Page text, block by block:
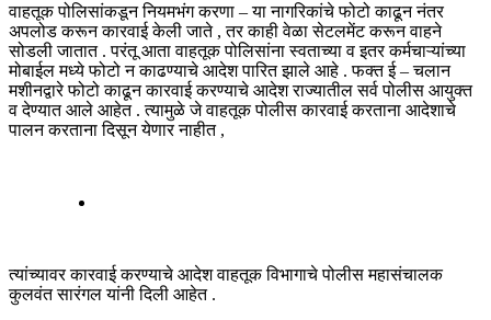
वाहतूक पोलिसांकडून नियमभंग करणा – या नागरिकांचे फोटो काढून नंतर
अपलोड करून कारवाई केली जाते , तर काही वेळा सेटलमेंट करून वाहने
सोडली जातात . परंतू आता वाहतूक पोलिसांना स्वताच्या व इतर कर्मचाऱ्यांच्या
मोबाईल मध्ये फोटो न काढण्याचे आदेश पारित झाले आहे . फक्त ई – चलान
मशीनद्वारे फोटो काढून कारवाई करण्याचे आदेश राज्यातील सर्व पोलीस आयुक्त
व देण्यात आले आहेत . त्यामुळे जे वाहतूक पोलीस कारवाई करताना आदेशाचे
पालन करताना दिसून येणार नाहीत ,
त्यांच्यावर कारवाई करण्याचे आदेश वाहतूक विभागाचे पोलीस महासंचालक
कुलवंत सारंगल यांनी दिली आहेत .